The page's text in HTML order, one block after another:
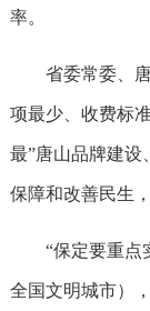
率。
省委常委、唐
项最少、收费标
最”唐山品牌建设
保障和改善民生
“保定要重点实
全国文明城市）